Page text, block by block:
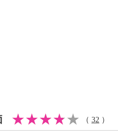
（ 32 ）